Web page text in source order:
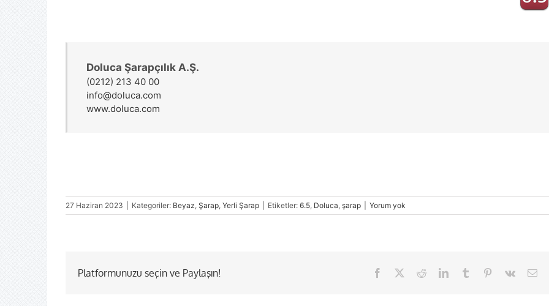
Doluca Şarapçılık A.Ş.
(0212) 213 40 00
info@doluca.com
www.doluca.com
27 Haziran 2023 Kategoriler: Beyaz, Şarap, Yerli Şarap Etiketler: 6.5, Doluca, şarap Yorum yok
Platformunuzu seçin ve Paylaşın! Facebook RedditLinkedInTumblr Pinterest
Vk
E-